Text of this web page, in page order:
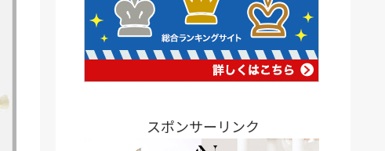
スポンサーリンク